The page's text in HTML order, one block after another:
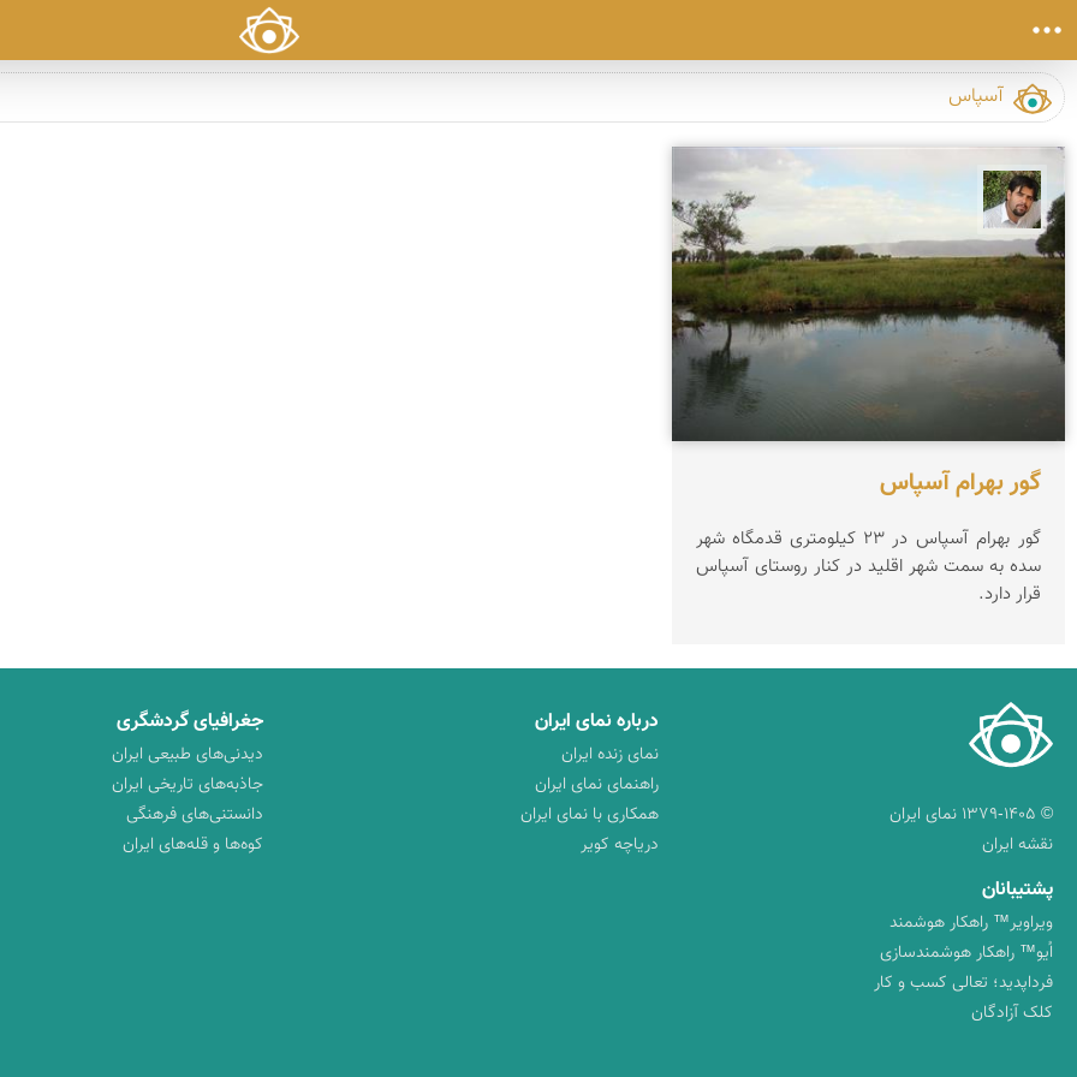
گور بهرام آسپاس
گور بهرام آسپاس در 23 کیلومتری قدمگاه شهر
سده به سمت شهر اقلید در کنار روستای آسپاس
قرار دارد.
© ۱۳۷۹-۱۴۰۵ نمای ایران
نقشه ایران
درباره نمای ایران
نمای زنده ایران
راهنمای نمای ایران
همکاری با نمای ایران
دریاچه کویر
جغرافیای گردشگری
دیدنی‌های طبیعی ایران
جاذبه‌های تاریخی ایران
دانستنی‌های فرهنگی
کوه‌ها و قله‌های ایران
پشتیبانان
ویراویر™ راهکار هوشمند
اُیو™ راهکار هوشمندسازی
فرداپدید؛ تعالی کسب و کار
کلک آزادگان